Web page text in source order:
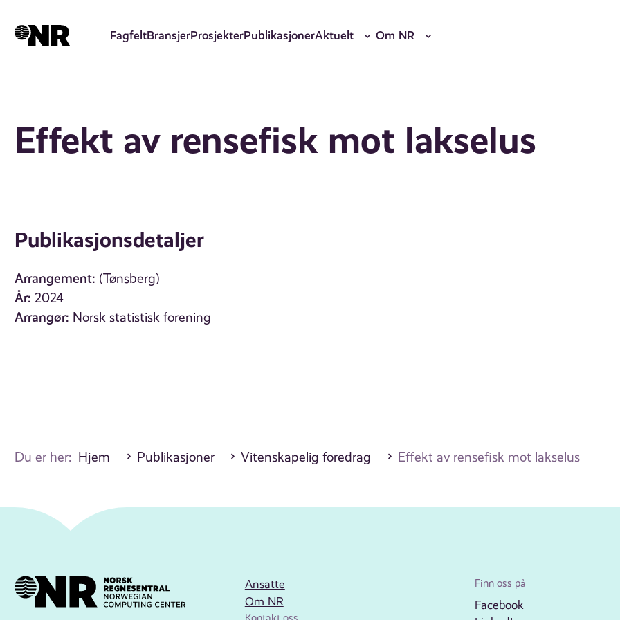
hovedinnhold
FagfeltBransjerProsjekterPublikasjonerAktuelt Om NR
Effekt av rensefisk mot lakselus
Publikasjonsdetaljer
Arrangement: (Tønsberg)
År: 2024
Arrangør: Norsk statistisk forening
Du er her: Hjem Publikasjoner Vitenskapelig foredrag Effekt av rensefisk mot lakselus
Ansatte
Om NR
Finn oss på
Facebook